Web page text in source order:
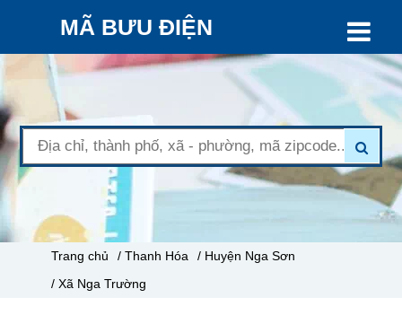
MÃ BƯU ĐIỆN
Trang chủ / Thanh Hóa
/ Huyện Nga Sơn
/ Xã Nga Trường